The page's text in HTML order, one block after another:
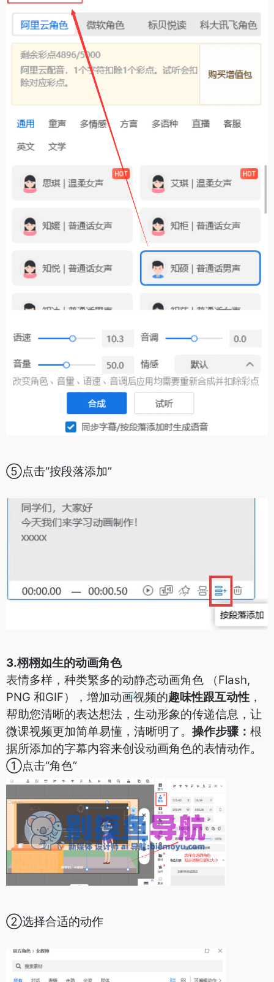
⑤点击“按段落添加”
3.栩栩如生的动画角色
表情多样，种类繁多的动静态动画角色 （Flash,
PNG 和GIF），增加动画视频的趣味性跟互动性 ，
帮助您清晰的表达想法，生动形象的传递信息，让
微课视频更加简单易懂，清晰明了。 操作步骤： 根
据所添加的字幕内容来创设动画角色的表情动作。
①点击“角色”
②选择合适的动作